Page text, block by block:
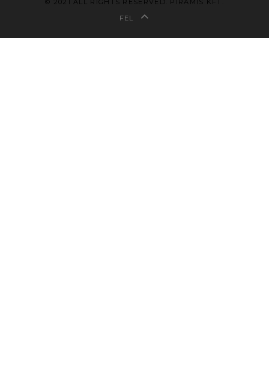
© 2021 ALL RIGHTS RESERVED. PIRAMIS KFT.
FEL